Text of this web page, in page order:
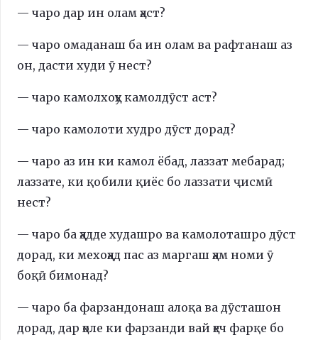
— чаро дар ин олам ҳаст?
— чаро омаданаш ба ин олам ва рафтанаш аз
он, дасти худи ӯ нест?
— чаро камолхоҳу камолдӯст аст?
— чаро камолоти худро дӯст дорад?
— чаро аз ин ки камол ёбад, лаззат мебарад;
лаззате, ки қобили қиёс бо лаззати ҷисмӣ
нест?
— чаро ба ҳадде худашро ва камолоташро дӯст
дорад, ки мехоҳад пас аз маргаш ҳам номи ӯ
боқӣ бимонад?
— чаро ба фарзандонаш алоқа ва дӯсташон
дорад, дар ҳоле ки фарзанди вай ҳеч фарқе бо